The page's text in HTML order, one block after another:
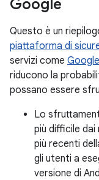
Google
Questo è un
piattaforma di
servizi come
riducono la
possano essere
Lo
più difficile
più recenti
gli utenti a
versione di